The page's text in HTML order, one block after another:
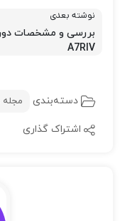
نوشته بعدی
A7RIV
دسته‌بندی مجله
اشتراک گذاری